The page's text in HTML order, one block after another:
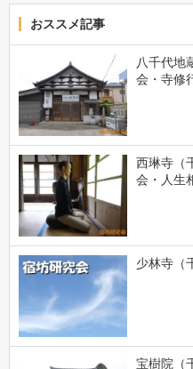
おススメ記事
八千代地
会・寺修
西琳寺（
会・人生
少林寺（
宝樹院（